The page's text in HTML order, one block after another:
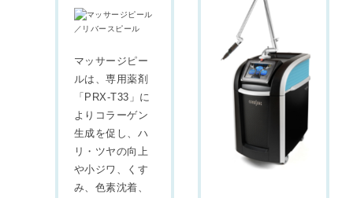
マッサージピー
ルは、専用薬剤
「PRX-T33」に
よりコラーゲン
生成を促し、ハ
リ・ツヤの向上
や小ジワ、くす
み、色素沈着、